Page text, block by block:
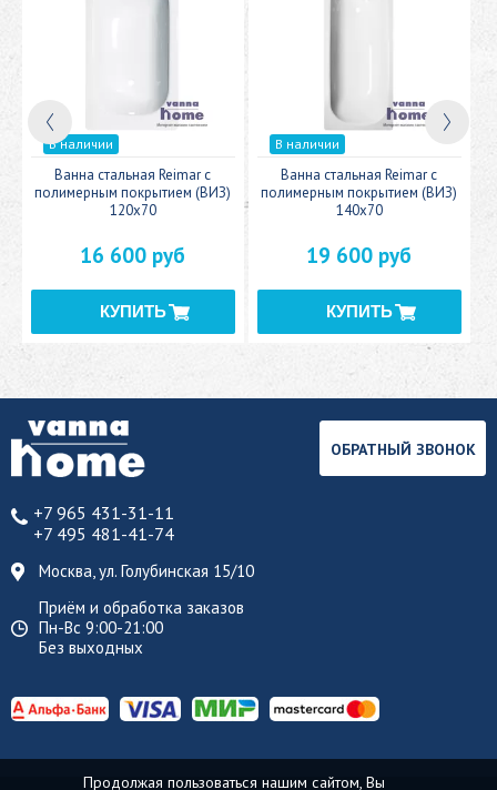
В наличии
Ванна стальная Reimar с
полимерным покрытием (ВИЗ)
120x70
16 600 руб
В наличии
Ванна стальная Reimar с
полимерным покрытием (ВИЗ)
140x70
19 600 руб
+7 965 431-31-11
+7 495 481-41-74
Москва, ул. Голубинская 15/10
Приём и обработка заказов
Пн-Вс 9:00-21:00
Без выходных
ОБРАТНЫЙ ЗВОНОК
Продолжая пользоваться нашим сайтом, Вы